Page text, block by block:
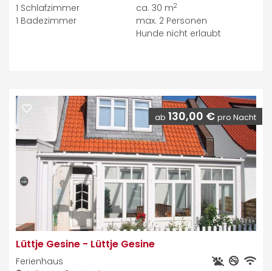
1 Schlafzimmer
1 Badezimmer
ca. 30 m2
max. 2 Personen
Hunde nicht erlaubt
ab 130,00 € pro Nacht
Lüttje Gesine - Lüttje Gesine
Ferienhaus